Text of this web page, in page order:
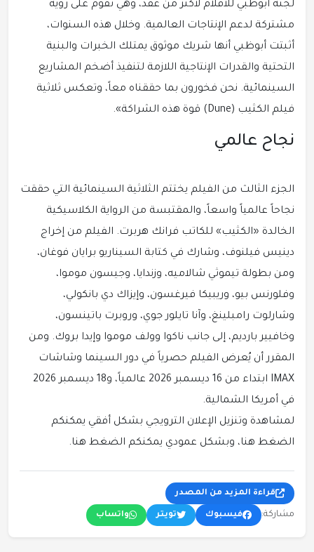
لجنة أبوظبي للأفلام لأكثر من عقد، وهي تقوم على رؤية
مشتركة لدعم الإنتاجات العالمية. وخلال هذه السنوات،
أثبتت أبوظبي أنها شريك موثوق يمتلك الخبرات والبنية
التحتية والقدرات الإنتاجية اللازمة لتنفيذ أضخم المشاريع
السينمائية. نحن فخورون بما حققناه معاً، وتعكس ثلاثية
فيلم الكثيب (Dune) قوة هذه الشراكة».
نجاح عالمي
الجزء الثالث من الفيلم يختتم الثلاثية السينمائية التي حققت
نجاحاً عالمياً واسعاً، والمقتبسة من الرواية الكلاسيكية
الخالدة «الكثيب» للكاتب فرانك هربرت. الفيلم من إخراج
دينيس فيلنوف، وشارك في كتابة السيناريو برايان فوغان،
ومن بطولة تيموثي شالاميه، وزندايا، وجيسون موموا،
وفلورنس بيو، وريبيكا فيرغسون، وإيزاك دي بانكولي،
وشارلوت رامبلينغ، وآنا تايلور جوي، وروبرت باتينسون،
وخافيير بارديم، إلى جانب ناكوا وولف موموا وإيدا بروك. ومن
المقرر أن يُعرض الفيلم حصرياً في دور السينما وشاشات
IMAX ابتداء من 16 ديسمبر 2026 عالمياً، و18 ديسمبر 2026
في أمريكا الشمالية.
لمشاهدة وتنزيل الإعلان الترويجي بشكل أفقي يمكنكم
الضغط هنا، وبشكل عمودي يمكنكم الضغط هنا.
قراءة المزيد من المصدر
مشاركة: فيسبوك تويتر واتساب